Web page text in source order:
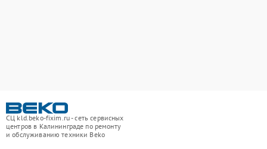
СЦ kld.beko-fixim.ru - сеть сервисных
центров в Калининграде по ремонту
и обслуживанию техники Beko